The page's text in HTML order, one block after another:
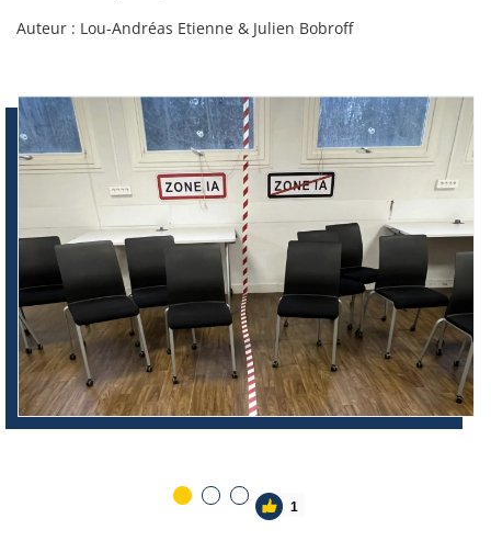
Auteur : Lou-Andréas Etienne & Julien Bobroff
1